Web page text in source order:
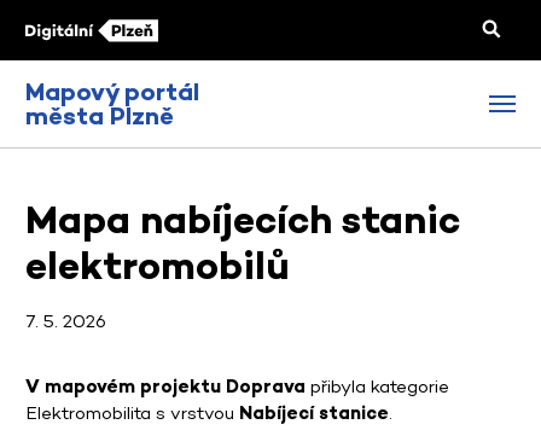
Mapový portál
města Plzně
Mapa nabíjecích stanic
elektromobilů
7. 5. 2026
V mapovém projektu Doprava přibyla kategorie
Elektromobilita s vrstvou Nabíjecí stanice.